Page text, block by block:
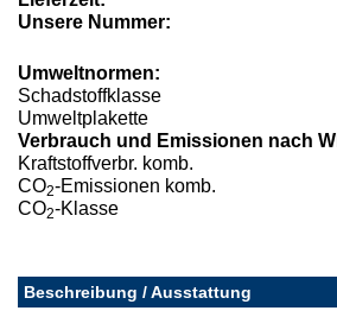
Unsere Nummer:
Umweltnormen:
Schadstoffklasse
Umweltplakette
Verbrauch und Emissionen nach
Kraftstoffverbr. komb.
CO2-Emissionen komb.
CO2-Klasse
Beschreibung / Ausstattung